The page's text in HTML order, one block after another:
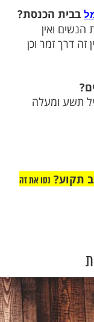
לכל
>>>​
ואין
זמר וכן
ומעלה